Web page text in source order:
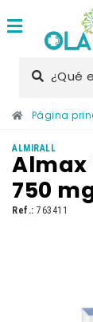
¿Qué
Página
ALMIRALL
750
Ref.: 763411